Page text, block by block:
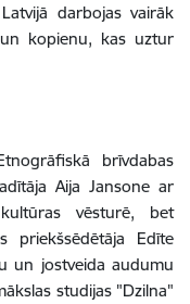
darbojas vairāk
kopienu, kas uztur
brīvdabas
Aija Jansone ar
vēsturē, bet
priekšsēdētāja Edīte
un jostveida audumu
studijas "Dzilna"